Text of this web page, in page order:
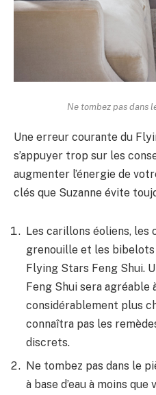
Ne tombez pas dans
Une erreur courante du
s’appuyer trop sur les
augmenter l’énergie de
clés que Suzanne évite
Les carillons éoliens, les
grenouille et les bibelots
Flying Stars Feng Shui.
Feng Shui sera agréable
considérablement plus
connaîtra pas les
discrets.
Ne tombez pas dans le
à base d’eau à moins